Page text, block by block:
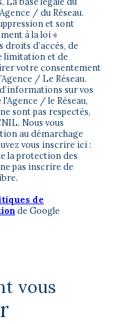
/ du Réseau.
et sont
à la loi «
droits d’accès, de
limitation et de
votre consentement
/ Le Réseau.
sur vos
/ le Réseau,
sont pas respectés,
Nous vous
au démarchage
vous inscrire ici :
la protection des
pas inscrire de
de
de Google
vous